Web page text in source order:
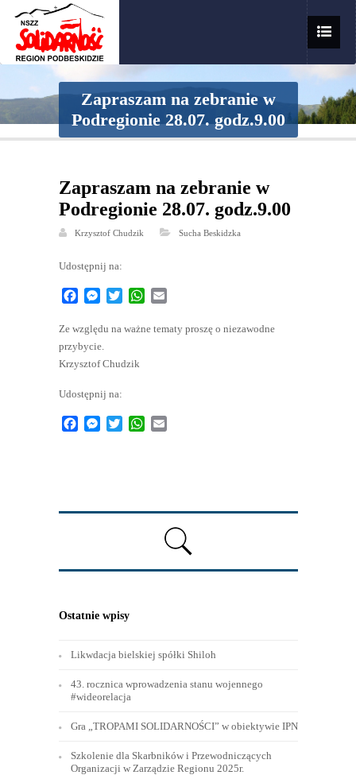
Zapraszam na zebranie w
Podregionie 28.07. godz.9.00
Zapraszam na zebranie w
Podregionie 28.07. godz.9.00
Krzysztof Chudzik Sucha Beskidzka
Udostępnij na:
FacebookMessenger
TwitterWhatsApp
Ze względu na ważne tematy proszę o niezawodne
przybycie.
Krzysztof Chudzik
Udostępnij na:
FacebookMessenger
TwitterWhatsApp
Ostatnie wpisy
Likwdacja bielskiej spółki Shiloh
43. rocznica wprowadzenia stanu wojennego
#wideorelacja
Gra „TROPAMI SOLIDARNOŚCI” w obiektywie IPN
Szkolenie dla Skarbników i Przewodniczących
Organizacji w Zarządzie Regionu 2025r.